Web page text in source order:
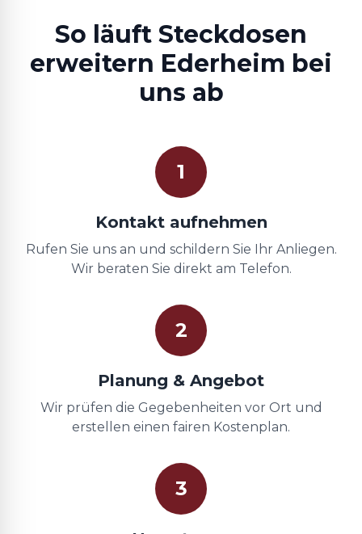
So läuft Steckdosen
erweitern Ederheim bei
uns ab
1
Kontakt aufnehmen
Rufen Sie uns an und schildern Sie Ihr Anliegen.
Wir beraten Sie direkt am Telefon.
2
Planung & Angebot
Wir prüfen die Gegebenheiten vor Ort und
erstellen einen fairen Kostenplan.
3